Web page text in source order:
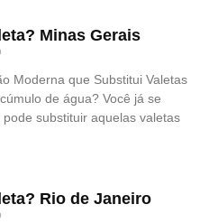
Minas Gerais
Moderna que Substitui Valetas
de água? Você já se
substituir aquelas valetas
Rio de Janeiro